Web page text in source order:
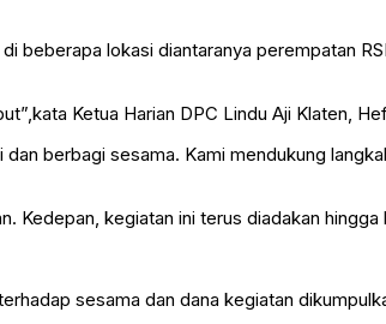
beberapa lokasi diantaranya perempatan
Ketua Harian DPC Lindu Aji Klaten,
berbagi sesama. Kami mendukung
kegiatan ini terus diadakan hingga
sesama dan dana kegiatan